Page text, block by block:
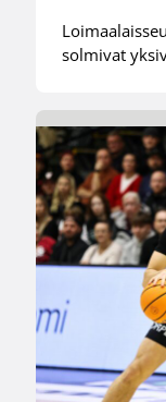
solmivat